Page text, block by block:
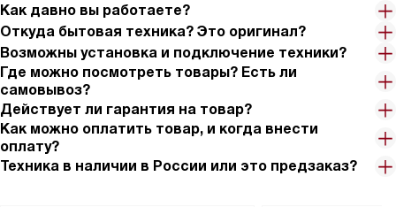
Как давно вы работаете?
Откуда бытовая техника? Это оригинал?
Возможны установка и подключение техники?
Где можно посмотреть товары? Есть ли
самовывоз?
Действует ли гарантия на товар?
Как можно оплатить товар, и когда внести
оплату?
Техника в наличии в России или это предзаказ?